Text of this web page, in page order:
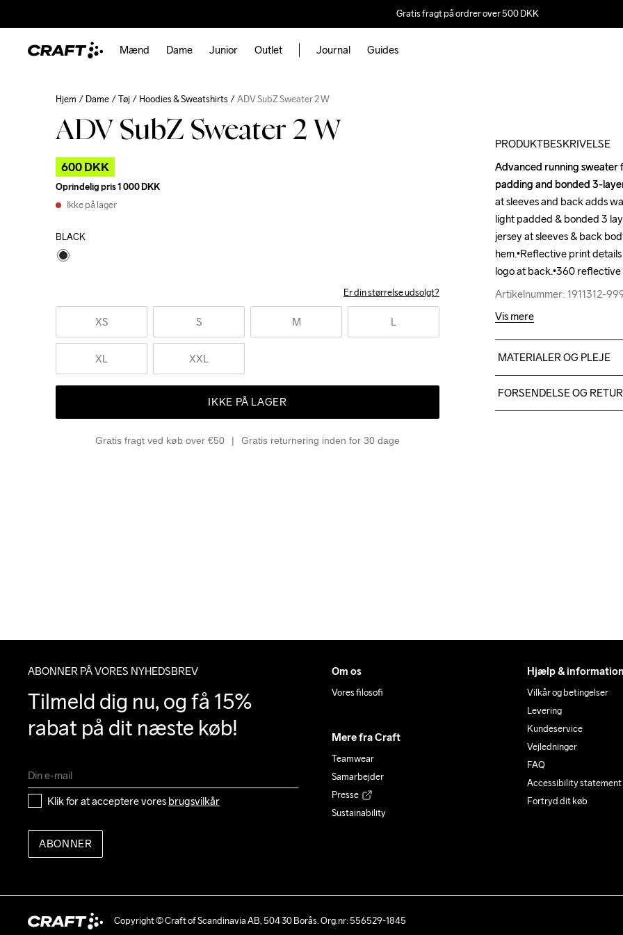
Gratis fragt på ordrer over 500 DKK
Mænd Dame Junior Outlet Journal Guides
Hjem Dame Tøj Hoodies & Sweatshirts ADV SubZ Sweater 2 W
ADV SubZ Sweater 2 W
600 DKK
Oprindelig pris1 000 DKK
Ikke på lager
BLACK
Er din størrelse udsolgt?
XS S M L
XL XXL
IKKE PÅ LAGER
Gratis fragt ved køb over €50 Gratis returnering inden for 30 dage
PRODUKTBESKRIVELSE
Advanced running
padding and bonded 3-
at sleeves and back adds
light padded & bonded 3
jersey at sleeves & back
hem.•Reflective print
logo at back.•360 reflective
Artikelnummer: 1911312-
Advanced running
padding and bonded 3-
at sleeves and back adds
light padded & bonded 3
jersey at sleeves & back
hem.•Reflective print
logo at back.•360 reflective
Artikelnummer: 1911312-
Vis mere
MATERIALER OG PLEJE
Sleeves: 88% polyester-
FORSENDELSE OG
ABONNER PÅ VORES NYHEDSBREV
Tilmeld dig nu, og få 15%
rabat på dit næste køb!
Klik for at acceptere vores brugsvilkår
ABONNER
Om os
Vores filosofi
Mere fra Craft
Teamwear
Samarbejder
Presse
Sustainability
Hjælp & information
Vilkår og betingelser
Levering
Kundeservice
Vejledninger
FAQ
Accessibility statement
Fortryd dit køb
Copyright © Craft of Scandinavia AB, 504 30 Borås. Org.nr: 556529-1845